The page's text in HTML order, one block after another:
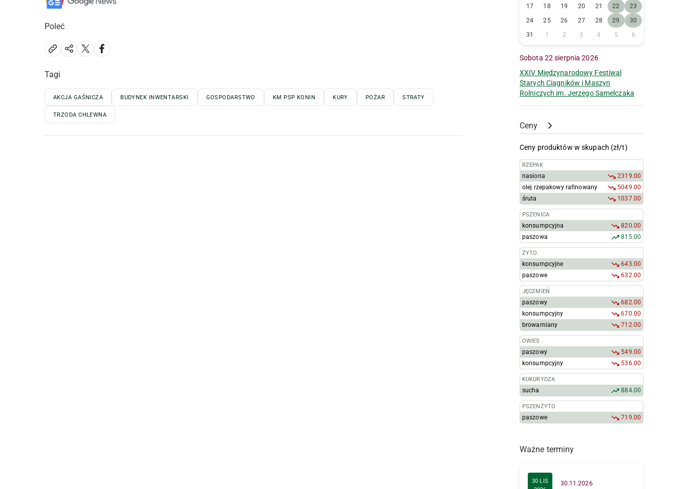
Poleć
Tagi
AKCJA GAŚNICZA BUDYNEK INWENTARSKI GOSPODARSTWO KM PSP KONIN KURY POŻAR STRATY
TRZODA CHLEWNA
17
18 19 20 21 22
23
24
25 26 27 28 29
30
31
1 2 3 4 5 6
Sobota 22 sierpnia 2026
XXIV Międzynarodowy Festiwal
Starych Ciągników i Maszyn
Rolniczych im. Jerzego Samelczaka
Ceny
Ceny produktów w skupach (zł/t)
RZEPAK
nasiona
2319.00
olej rzepakowy rafinowany
5049.00
śruta
1037.00
PSZENICA
konsumpcyjna
820.00
paszowa
815.00
ŻYTO
konsumpcyjne
643.00
paszowe
632.00
JĘCZMIEŃ
paszowy
682.00
konsumpcyjny
670.00
browarniany
712.00
OWIES
paszowy
549.00
konsumpcyjny
536.00
KUKURYDZA
sucha 884.00
PSZENŻYTO
paszowe 719.00
Ważne terminy
30 LIS
30.11.2026